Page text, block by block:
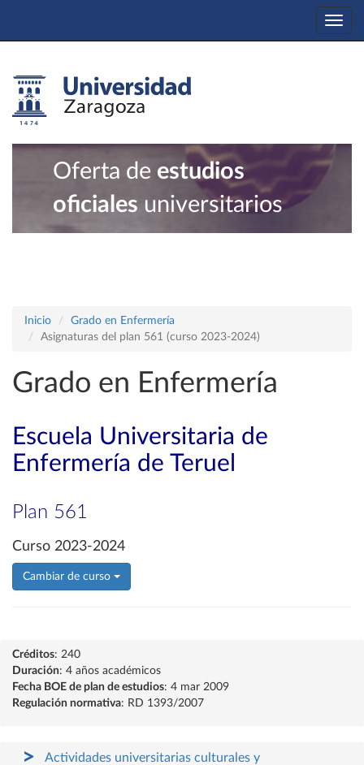
Oferta de estudios
oficiales universitarios
Inicio
Grado en Enfermería
Asignaturas del plan 561 (curso 2023-2024)
Grado en Enfermería
Escuela Universitaria de
Enfermería de Teruel
Plan 561
Curso 2023-2024
Cambiar de curso
Créditos: 240
Duración: 4 años académicos
Fecha BOE de plan de estudios: 4 mar 2009
Regulación normativa: RD 1393/2007
Actividades universitarias culturales y